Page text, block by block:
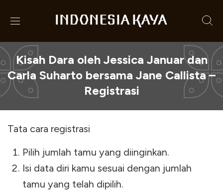
Kisah Dara oleh Jessica Januar dan
Carla Suharto bersama Jane Callista –
Registrasi
Tata cara registrasi
Pilih jumlah tamu yang diinginkan.
Isi data diri kamu sesuai dengan jumlah
tamu yang telah dipilih.